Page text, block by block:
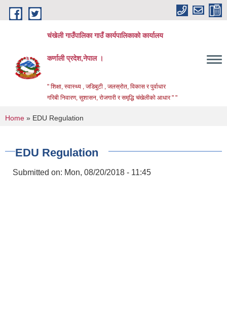
Skip to main content
चंखेली गाउँपालिका गाउँ कार्यपालिकाको कार्यालय
कर्णाली प्रदेश,नेपाल ।
" शिक्षा, स्वास्थ्य , जडिबुटी , जलस्रोत, विकास र पुर्वाधार
गरिबी निवारण, सुशासन, रोजगारी र समृद्धि चंखेलीको आधार " "
You are here
Home » EDU Regulation
EDU Regulation
Submitted on: Mon, 08/20/2018 - 11:45